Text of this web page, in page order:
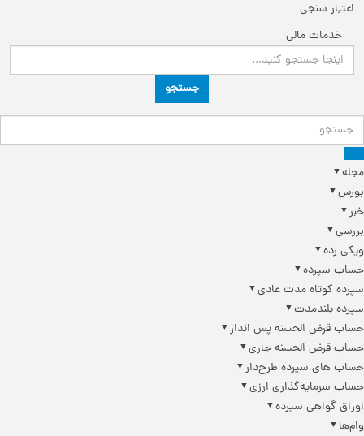
اعتبار سنجی
خدمات مالی
جستجو
مجله
بورس
خبر
بررسی
ویکی رده
حساب سپرده
سپرده کوتاه مدت عادی
سپرده بلندمدت
حساب قرض الحسنه پس انداز
حساب قرض الحسنه جاری
حساب های سپرده طرح‌دار
حساب سرمایه‌گذاری ارزی
اوراق گواهی سپرده
وام‌ها